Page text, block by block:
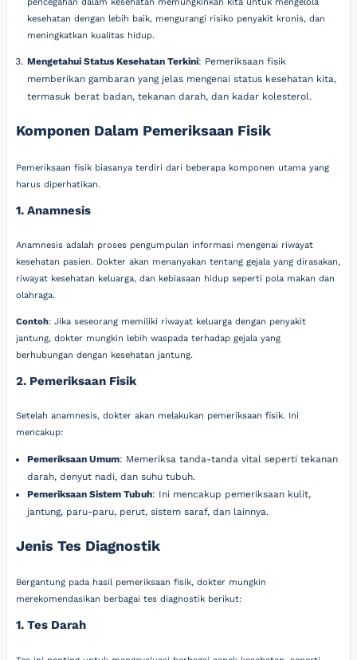
kesehatan dengan lebih baik, mengurangi risiko penyakit kronis, dan
meningkatkan kualitas hidup.
Mengetahui Status Kesehatan Terkini: Pemeriksaan fisik
memberikan gambaran yang jelas mengenai status kesehatan kita,
termasuk berat badan, tekanan darah, dan kadar kolesterol.
Komponen Dalam Pemeriksaan Fisik
Pemeriksaan fisik biasanya terdiri dari beberapa komponen utama yang
harus diperhatikan.
1. Anamnesis
Anamnesis adalah proses pengumpulan informasi mengenai riwayat
kesehatan pasien. Dokter akan menanyakan tentang gejala yang dirasakan,
riwayat kesehatan keluarga, dan kebiasaan hidup seperti pola makan dan
olahraga.
Contoh: Jika seseorang memiliki riwayat keluarga dengan penyakit
jantung, dokter mungkin lebih waspada terhadap gejala yang
berhubungan dengan kesehatan jantung.
2. Pemeriksaan Fisik
Setelah anamnesis, dokter akan melakukan pemeriksaan fisik. Ini
mencakup:
Pemeriksaan Umum: Memeriksa tanda-tanda vital seperti tekanan
darah, denyut nadi, dan suhu tubuh.
Pemeriksaan Sistem Tubuh: Ini mencakup pemeriksaan kulit,
jantung, paru-paru, perut, sistem saraf, dan lainnya.
Jenis Tes Diagnostik
Bergantung pada hasil pemeriksaan fisik, dokter mungkin
merekomendasikan berbagai tes diagnostik berikut:
1. Tes Darah